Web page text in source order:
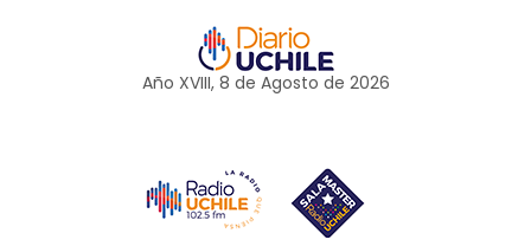
Año XVIII, 8 de Agosto de 2026